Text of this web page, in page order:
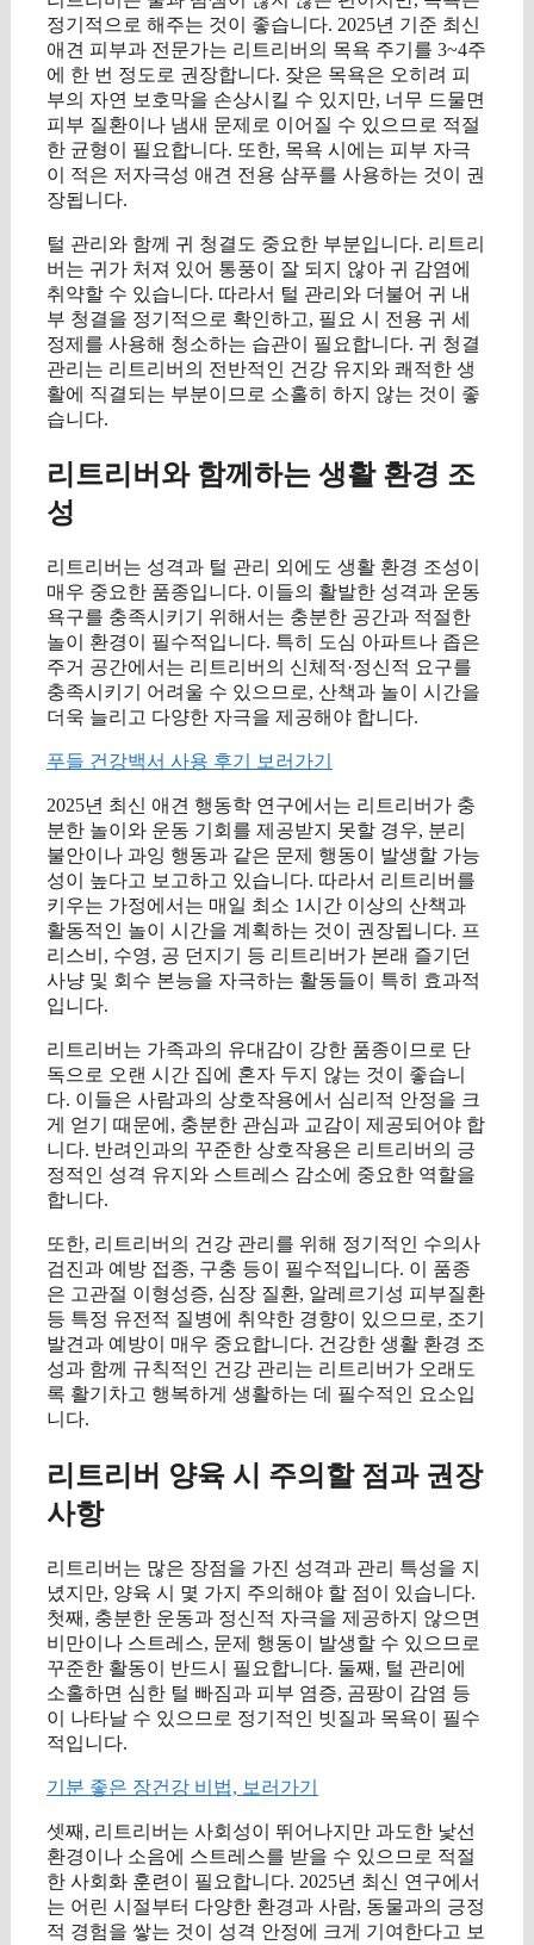
정기적으로 해주는 것이 좋습니다. 2025년 기준 최신
애견 피부과 전문가는 리트리버의 목욕 주기를 3~4주
에 한 번 정도로 권장합니다. 잦은 목욕은 오히려 피
부의 자연 보호막을 손상시킬 수 있지만, 너무 드물면
피부 질환이나 냄새 문제로 이어질 수 있으므로 적절
한 균형이 필요합니다. 또한, 목욕 시에는 피부 자극
이 적은 저자극성 애견 전용 샴푸를 사용하는 것이 권
장됩니다.
털 관리와 함께 귀 청결도 중요한 부분입니다. 리트리
버는 귀가 처져 있어 통풍이 잘 되지 않아 귀 감염에
취약할 수 있습니다. 따라서 털 관리와 더불어 귀 내
부 청결을 정기적으로 확인하고, 필요 시 전용 귀 세
정제를 사용해 청소하는 습관이 필요합니다. 귀 청결
관리는 리트리버의 전반적인 건강 유지와 쾌적한 생
활에 직결되는 부분이므로 소홀히 하지 않는 것이 좋
습니다.
리트리버와 함께하는 생활 환경 조
성
리트리버는 성격과 털 관리 외에도 생활 환경 조성이
매우 중요한 품종입니다. 이들의 활발한 성격과 운동
욕구를 충족시키기 위해서는 충분한 공간과 적절한
놀이 환경이 필수적입니다. 특히 도심 아파트나 좁은
주거 공간에서는 리트리버의 신체적·정신적 요구를
충족시키기 어려울 수 있으므로, 산책과 놀이 시간을
더욱 늘리고 다양한 자극을 제공해야 합니다.
푸들 건강백서 사용 후기 보러가기
2025년 최신 애견 행동학 연구에서는 리트리버가 충
분한 놀이와 운동 기회를 제공받지 못할 경우, 분리
불안이나 과잉 행동과 같은 문제 행동이 발생할 가능
성이 높다고 보고하고 있습니다. 따라서 리트리버를
키우는 가정에서는 매일 최소 1시간 이상의 산책과
활동적인 놀이 시간을 계획하는 것이 권장됩니다. 프
리스비, 수영, 공 던지기 등 리트리버가 본래 즐기던
사냥 및 회수 본능을 자극하는 활동들이 특히 효과적
입니다.
리트리버는 가족과의 유대감이 강한 품종이므로 단
독으로 오랜 시간 집에 혼자 두지 않는 것이 좋습니
다. 이들은 사람과의 상호작용에서 심리적 안정을 크
게 얻기 때문에, 충분한 관심과 교감이 제공되어야 합
니다. 반려인과의 꾸준한 상호작용은 리트리버의 긍
정적인 성격 유지와 스트레스 감소에 중요한 역할을
합니다.
또한, 리트리버의 건강 관리를 위해 정기적인 수의사
검진과 예방 접종, 구충 등이 필수적입니다. 이 품종
은 고관절 이형성증, 심장 질환, 알레르기성 피부질환
등 특정 유전적 질병에 취약한 경향이 있으므로, 조기
발견과 예방이 매우 중요합니다. 건강한 생활 환경 조
성과 함께 규칙적인 건강 관리는 리트리버가 오래도
록 활기차고 행복하게 생활하는 데 필수적인 요소입
니다.
리트리버 양육 시 주의할 점과 권장
사항
리트리버는 많은 장점을 가진 성격과 관리 특성을 지
녔지만, 양육 시 몇 가지 주의해야 할 점이 있습니다.
첫째, 충분한 운동과 정신적 자극을 제공하지 않으면
비만이나 스트레스, 문제 행동이 발생할 수 있으므로
꾸준한 활동이 반드시 필요합니다. 둘째, 털 관리에
소홀하면 심한 털 빠짐과 피부 염증, 곰팡이 감염 등
이 나타날 수 있으므로 정기적인 빗질과 목욕이 필수
적입니다.
기분 좋은 장건강 비법, 보러가기
셋째, 리트리버는 사회성이 뛰어나지만 과도한 낯선
환경이나 소음에 스트레스를 받을 수 있으므로 적절
한 사회화 훈련이 필요합니다. 2025년 최신 연구에서
는 어린 시절부터 다양한 환경과 사람, 동물과의 긍정
적 경험을 쌓는 것이 성격 안정에 크게 기여한다고 보